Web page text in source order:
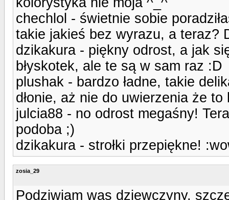
chechlol - świetnie sobie
takie jakieś bez wyrazu, a teraz?
dzikakura - piękny odrost, a jak
błyskotek, ale te są w sam raz :D
plushak - bardzo ładne, takie
dłonie, aż nie do uwierzenia że to
julcia88 - no odrost megaśny!
podoba ;)
dzikakura - strołki przepiękne!
zosia_29
Podziwiam was dziewczyny,